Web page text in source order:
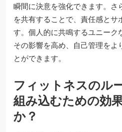
瞬間に決意を強化できます。さ
を共有することで、責任感とサ
す。個人的に共鳴するユニーク
その影響を高め、自己管理をよ
とができます。
フィットネスのル
組み込むための効
か？